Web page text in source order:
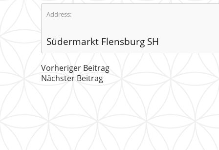
Address:
Südermarkt Flensburg SH
Vorheriger Beitrag
Nächster Beitrag